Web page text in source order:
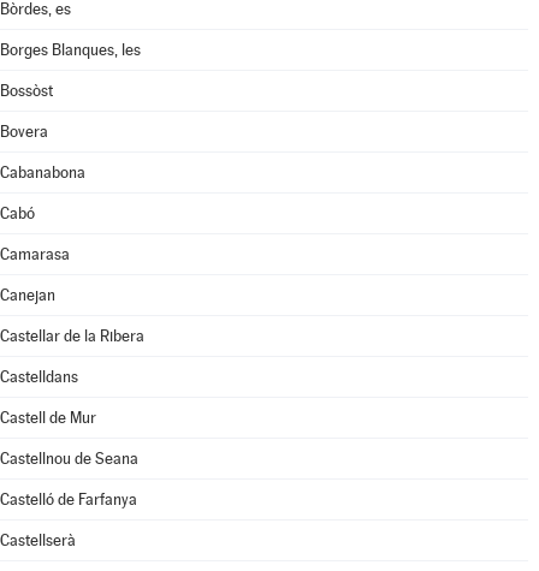
Bòrdes, es
Borges Blanques, les
Bossòst
Bovera
Cabanabona
Cabó
Camarasa
Canejan
Castellar de la Ribera
Castelldans
Castell de Mur
Castellnou de Seana
Castelló de Farfanya
Castellserà